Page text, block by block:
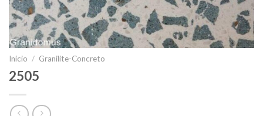
Início / Granilite-Concreto
2505